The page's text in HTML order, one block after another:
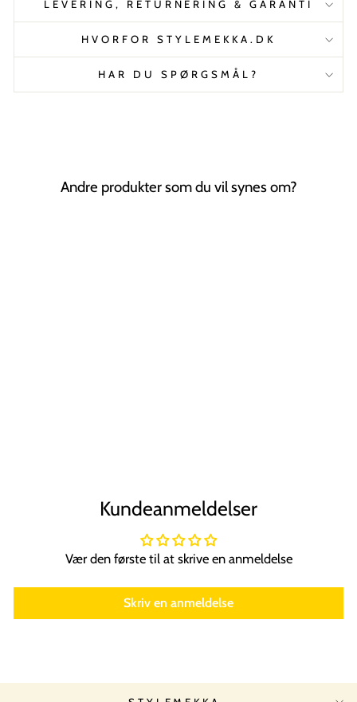
LEVERING, RETURNERING & GARANTI
HVORFOR STYLEMEKKA.DK
HAR DU SPØRGSMÅL?
Andre produkter som du vil synes om?
Kundeanmeldelser
Vær den første til at skrive en anmeldelse
Skriv en anmeldelse